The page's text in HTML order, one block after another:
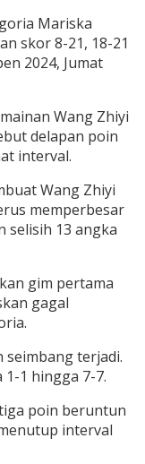
Mariska
skor 8-21, 18-21
2024, Jumat
Wang Zhiyi
delapan poin
interval.
Wang Zhiyi
memperbesar
selisih 13 angka
gim pertama
gagal
seimbang terjadi.
1 hingga 7-7.
poin beruntun
interval